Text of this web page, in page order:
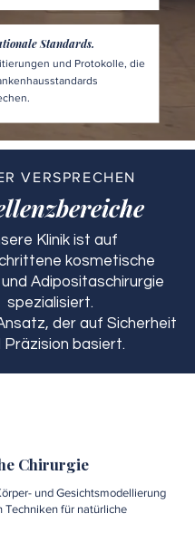
Standards.
und Protokolle, die
VERSPRECHEN
Klinik ist auf
kosmetische
Adipositaschirurgie
spezialisiert.
der auf Sicherheit
Präzision basiert.
Chirurgie
und Gesichtsmodellierung
Techniken für natürliche